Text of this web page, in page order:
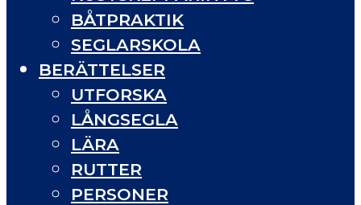
BÅTPRAKTIK
SEGLARSKOLA
BERÄTTELSER
UTFORSKA
LÅNGSEGLA
LÄRA
RUTTER
PERSONER